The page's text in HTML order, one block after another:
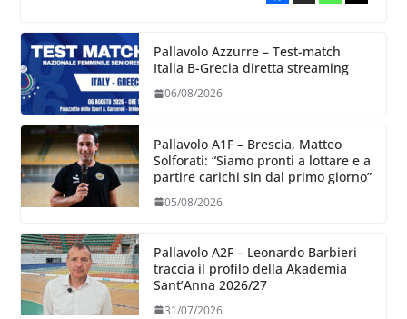
Pallavolo Azzurre – Test-match
Italia B-Grecia diretta streaming
06/08/2026
Pallavolo A1F – Brescia, Matteo
Solforati: “Siamo pronti a lottare e a
partire carichi sin dal primo giorno”
05/08/2026
Pallavolo A2F – Leonardo Barbieri
traccia il profilo della Akademia
Sant’Anna 2026/27
31/07/2026